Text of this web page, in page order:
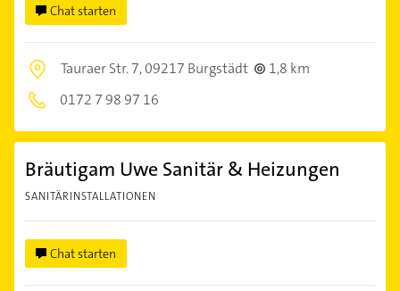
Chat starten
Tauraer Str. 7,09217 Burgstädt
1,8 km
0172 7 98 97 16
Bräutigam Uwe Sanitär & Heizungen
SANITÄRINSTALLATIONEN
Chat starten